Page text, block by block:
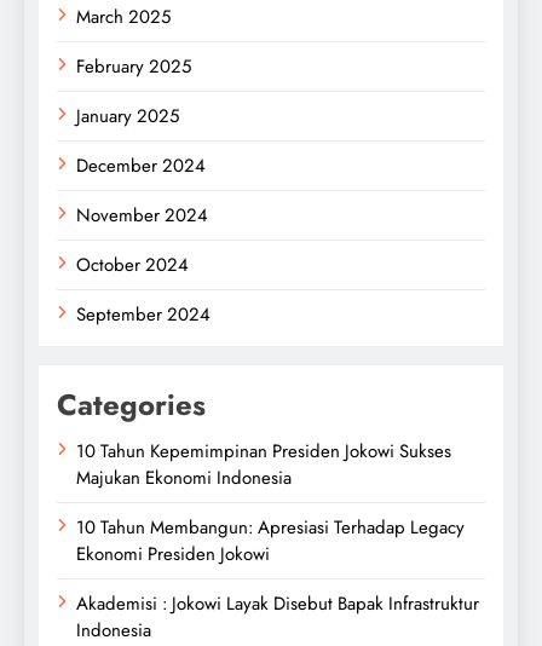
March 2025
February 2025
January 2025
December 2024
November 2024
October 2024
September 2024
Categories
10 Tahun Kepemimpinan Presiden Jokowi Sukses
Majukan Ekonomi Indonesia
10 Tahun Membangun: Apresiasi Terhadap Legacy
Ekonomi Presiden Jokowi
Akademisi : Jokowi Layak Disebut Bapak Infrastruktur
Indonesia